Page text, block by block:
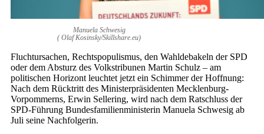
Manuela Schwesig
( Olaf Kosinsky/Skillshare.eu)
Fluchtursachen, Rechtspopulismus, den Wahldebakeln der SPD
oder dem Absturz des Volkstribunen Martin Schulz – am
politischen Horizont leuchtet jetzt ein Schimmer der Hoffnung:
Nach dem Rücktritt des Ministerpräsidenten Mecklenburg-
Vorpommerns, Erwin Sellering, wird nach dem Ratschluss der
SPD-Führung Bundesfamilienministerin Manuela Schwesig ab
Juli seine Nachfolgerin.